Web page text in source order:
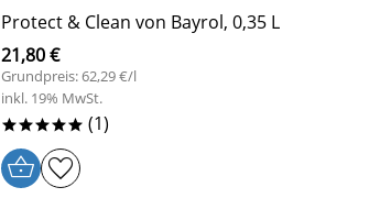
Protect & Clean von Bayrol, 0,35 L
21,80 €
Grundpreis: 62,29 €/l
inkl. 19% MwSt.
***** (1)